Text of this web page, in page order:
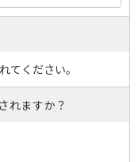
てください。
れますか？